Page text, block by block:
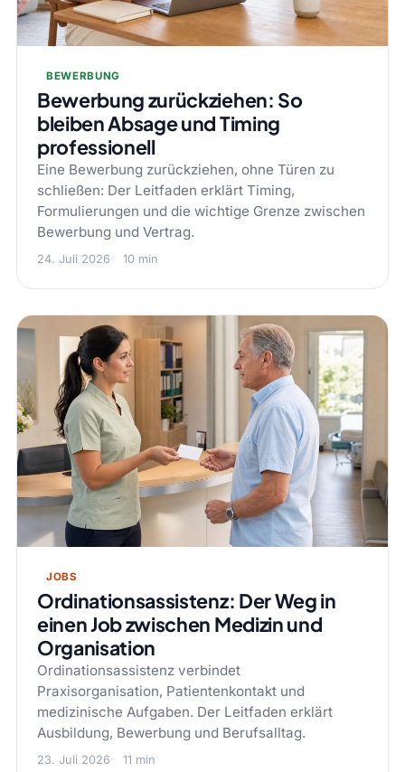
BEWERBUNG
Bewerbung zurückziehen: So
bleiben Absage und Timing
professionell
Eine Bewerbung zurückziehen, ohne Türen zu
schließen: Der Leitfaden erklärt Timing,
Formulierungen und die wichtige Grenze zwischen
Bewerbung und Vertrag.
24. Juli 2026 10 min
JOBS
Ordinationsassistenz: Der Weg in
einen Job zwischen Medizin und
Organisation
Ordinationsassistenz verbindet
Praxisorganisation, Patientenkontakt und
medizinische Aufgaben. Der Leitfaden erklärt
Ausbildung, Bewerbung und Berufsalltag.
23. Juli 2026 11 min